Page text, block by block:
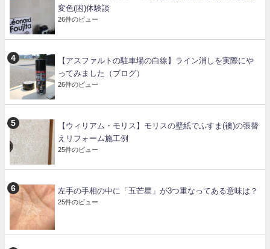
変色(困)体験談
26件のビュー
【アスファルトの駐車場の白線】ライン消しを実際にや
ってみました（ブログ）
26件のビュー
【ウィリアム・モリス】モリスの壁紙でふすま(襖)の張替
えリフォーム施工例
25件のビュー
左手の手相の中に「五芒星」が3つ重なってある意味は？
25件のビュー